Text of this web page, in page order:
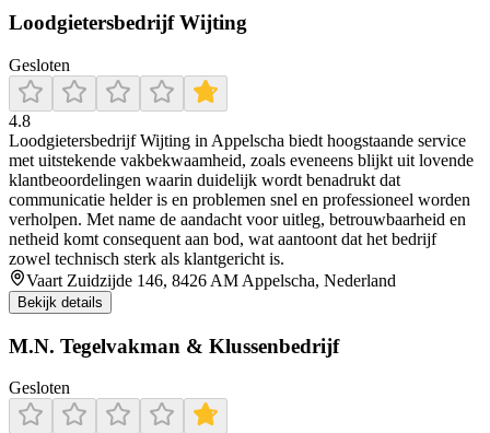
Loodgietersbedrijf Wijting
Gesloten
4.8
Loodgietersbedrijf Wijting in Appelscha biedt hoogstaande service
met uitstekende vakbekwaamheid, zoals eveneens blijkt uit lovende
klantbeoordelingen waarin duidelijk wordt benadrukt dat
communicatie helder is en problemen snel en professioneel worden
verholpen. Met name de aandacht voor uitleg, betrouwbaarheid en
netheid komt consequent aan bod, wat aantoont dat het bedrijf
zowel technisch sterk als klantgericht is.
Vaart Zuidzijde 146, 8426 AM Appelscha, Nederland
Bekijk details
M.N. Tegelvakman & Klussenbedrijf
Gesloten